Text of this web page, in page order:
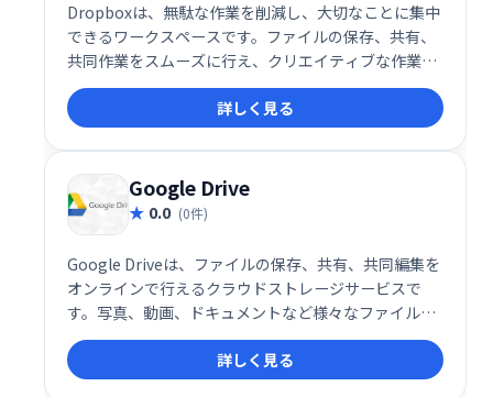
Dropboxは、無駄な作業を削減し、大切なことに集中
できるワークスペースです。ファイルの保存、共有、
共同作業をスムーズに行え、クリエイティブな作業に
集中できます。ログインして、より効率的なワークフ
ローを実現しましょう。詳しく見る
Google Drive
0.0 (0件)
Google Driveは、ファイルの保存、共有、共同編集を
オンラインで行えるクラウドストレージサービスで
す。写真、動画、ドキュメントなど様々なファイルを
安全に保管し、PCやスマホなど複数のデバイスからア
クセス可能です。チームでの共同作業もスムーズに行
え、ビジネスから個人利用まで幅広く活用できます。
詳しく見る